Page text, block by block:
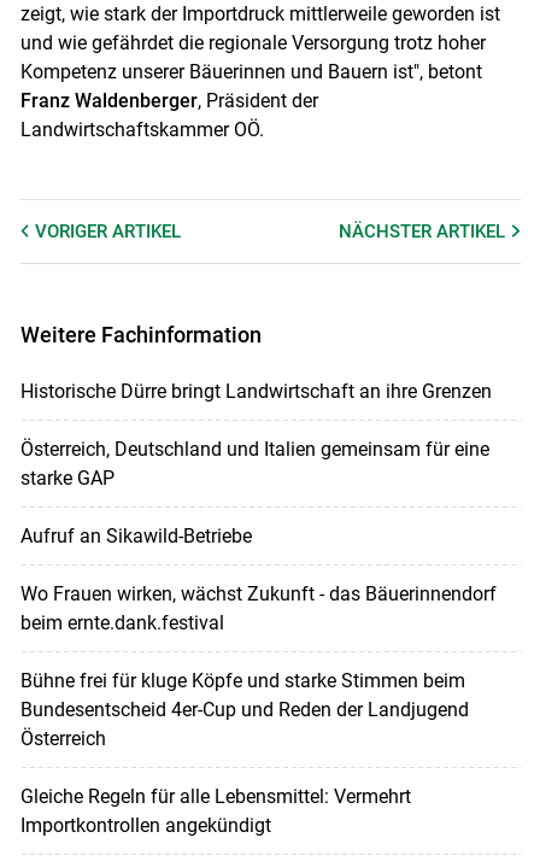
zeigt, wie stark der Importdruck mittlerweile geworden ist
und wie gefährdet die regionale Versorgung trotz hoher
Kompetenz unserer Bäuerinnen und Bauern ist", betont
Franz Waldenberger, Präsident der
Landwirtschaftskammer OÖ.
VORIGER ARTIKEL NÄCHSTERARTIKEL
Weitere Fachinformation
Historische Dürre bringt Landwirtschaft an ihre Grenzen
Österreich, Deutschland und Italien gemeinsam für eine
starke GAP
Aufruf an Sikawild-Betriebe
Wo Frauen wirken, wächst Zukunft - das Bäuerinnendorf
beim ernte.dank.festival
Bühne frei für kluge Köpfe und starke Stimmen beim
Bundesentscheid 4er-Cup und Reden der Landjugend
Österreich
Gleiche Regeln für alle Lebensmittel: Vermehrt
Importkontrollen angekündigt